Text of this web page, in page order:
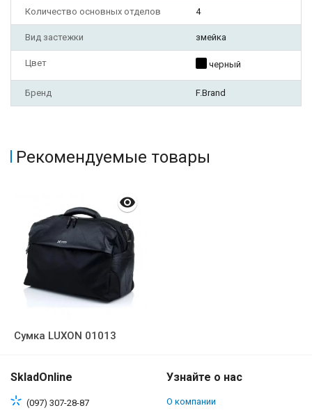
Количество основных отделов 4
Вид застежки змейка
Цвет черный
Бренд F.Brand
Рекомендуемые товары
Сумка LUXON 01013
SkladOnline
(097) 307-28-87
Узнайте о нас
О компании